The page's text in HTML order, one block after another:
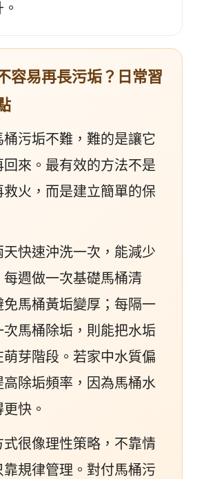
容易再長污垢？日常習
污垢不難，難的是讓它
回來。最有效的方法不是
救火，而是建立簡單的保
快速沖洗一次，能減少
每週做一次基礎馬桶清
免馬桶黃垢變厚；每隔一
次馬桶除垢，則能把水垢
芽階段。若家中水質偏
高除垢頻率，因為馬桶水
快。
式很像理性策略，不靠情
靠規律管理。對付馬桶污